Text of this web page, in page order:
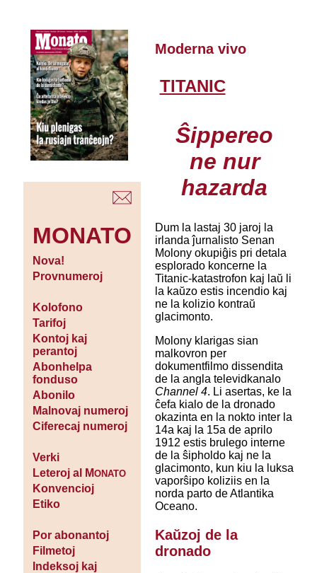
MONATO
Nova!
Provnumeroj
Kolofono
Tarifoj
Kontoj kaj
perantoj
Abonhelpa
fonduso
Abonilo
Malnovaj numeroj
Ciferecaj numeroj
Verki
Leteroj al MONATO
Konvencioj
Etiko
Por abonantoj
Filmetoj
Indeksoj kaj
Moderna vivo
TITANIC
Ŝippereo
ne nur
hazarda
Dum la lastaj 30 jaroj la
irlanda ĵurnalisto Senan
Molony okupiĝis pri detala
esplorado koncerne la
Titanic-katastrofon kaj laŭ li
la kaŭzo estis incendio kaj
ne la kolizio kontraŭ
glacimonto.
Molony klarigas sian
malkovron per
dokumentfilmo dissendita
de la angla televidkanalo
Channel 4. Li asertas, ke la
ĉefa kialo de la dronado
okazinta en la nokto inter la
14a kaj la 15a de aprilo
1912 estis brulego interne
de la ŝipholdo kaj ne la
glacimonto, kun kiu la luksa
vaporŝipo koliziis en la
norda parto de Atlantika
Oceano.
Kaŭzoj de la
dronado